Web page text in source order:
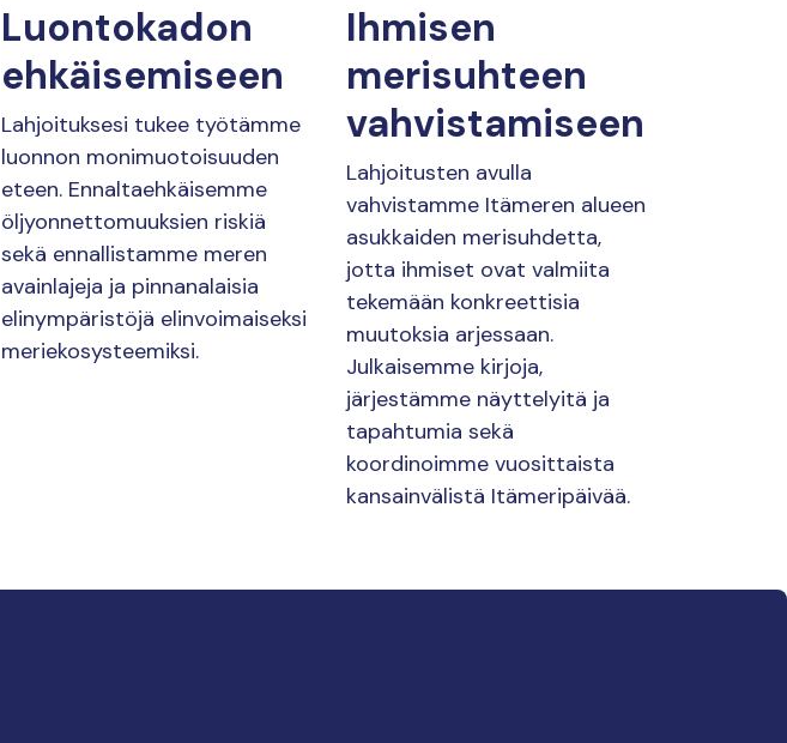
Luontokadon
ehkäisemiseen
Lahjoituksesi tukee työtämme
luonnon monimuotoisuuden
eteen. Ennaltaehkäisemme
öljyonnettomuuksien riskiä
sekä ennallistamme meren
avainlajeja ja pinnanalaisia
elinympäristöjä elinvoimaiseksi
meriekosysteemiksi.
Ihmisen
merisuhteen
vahvistamiseen
Lahjoitusten avulla
vahvistamme Itämeren alueen
asukkaiden merisuhdetta,
jotta ihmiset ovat valmiita
tekemään konkreettisia
muutoksia arjessaan.
Julkaisemme kirjoja,
järjestämme näyttelyitä ja
tapahtumia sekä
koordinoimme vuosittaista
kansainvälistä Itämeripäivää.